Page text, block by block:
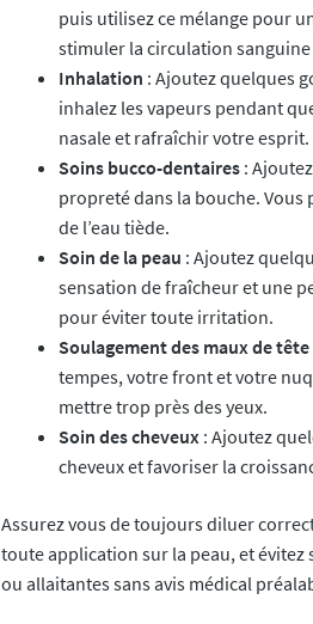
puis utilisez ce mélange pour
stimuler la circulation sanguine
Inhalation : Ajoutez quelques
inhalez les vapeurs pendant
nasale et rafraîchir votre esprit.
Soins bucco-dentaires:
propreté dans la bouche.
de l’eau tiède.
Soin de la peau : Ajoutez
sensation de fraîcheur et une
pour éviter toute irritation.
Soulagement des maux de tête
tempes, votre front et votre
mettre trop près des yeux.
Soin des cheveux: Ajoutez
cheveux et favoriser la
Assurez vous de toujours diluer
toute application sur la peau, et évitez
ou allaitantes sans avis médical